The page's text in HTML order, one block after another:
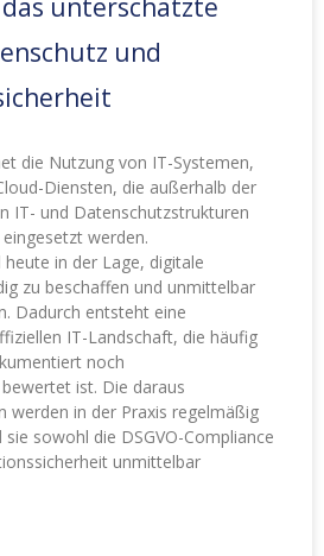
und
die Nutzung von IT-Systemen,
Diensten, die außerhalb der
IT- und Datenschutzstrukturen
werden.
in der Lage, digitale
zu beschaffen und unmittelbar
Dadurch entsteht eine
IT-Landschaft, die häufig
noch
ist. Die daraus
werden in der Praxis regelmäßig
sowohl die DSGVO-Compliance
unmittelbar